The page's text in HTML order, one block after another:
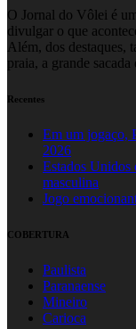
O Jornal do Vôlei é
divulgar o que
Além, dos destaques,
praia, a grande
Recentes
Em um jogaço,
2026
Estados
masculina
Jogo
COBERTURA
Paulista
Paranaense
Mineiro
Carioca